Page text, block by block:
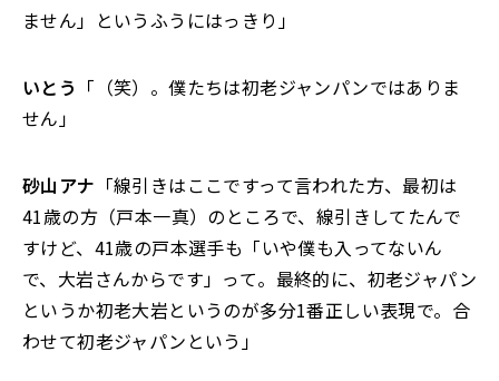
ません」というふうにはっきり」
いとう 「（笑）。僕たちは初老ジャンパンではありま
せん」
砂山アナ 「線引きはここですって言われた方、最初は
41歳の方（戸本一真）のところで、線引きしてたんで
すけど、41歳の戸本選手も「いや僕も入ってないん
で、大岩さんからです」って。最終的に、初老ジャパン
というか初老大岩というのが多分1番正しい表現で。合
わせて初老ジャパンという」